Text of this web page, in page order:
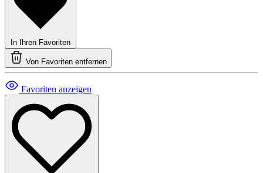
In Ihren Favoriten
Von Favoriten entfernen
Favoriten anzeigen